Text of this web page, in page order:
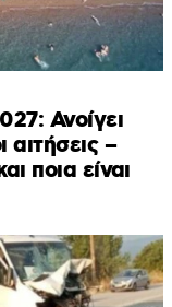
Ανοίγει
–
ποια είναι